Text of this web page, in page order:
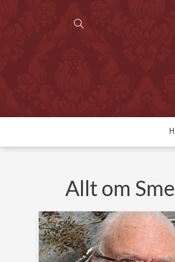
Allt om